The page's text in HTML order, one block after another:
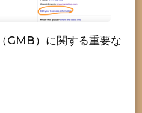
GMB）に関する重要な